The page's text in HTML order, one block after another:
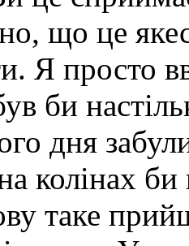
що це
Я просто
би
дня
колінах
таке